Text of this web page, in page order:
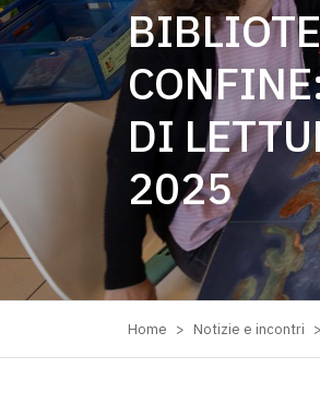
DI
2025
Home > Notizie e incontri >